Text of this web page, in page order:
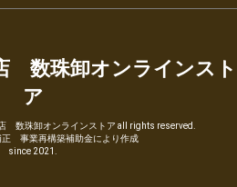
数珠卸オンラインスト
ア
数珠卸オンラインストア all rights reserved.
正 事業再構築補助金により作成
since 2021.